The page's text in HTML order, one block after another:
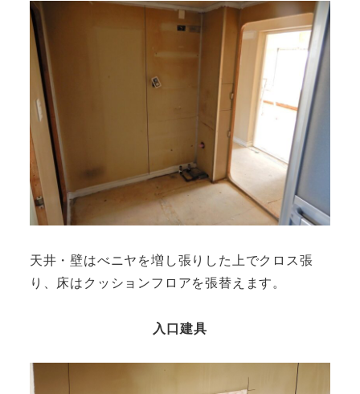
天井・壁はべニヤを増し張りした上でクロス張
り、床はクッションフロアを張替えます。
入口建具